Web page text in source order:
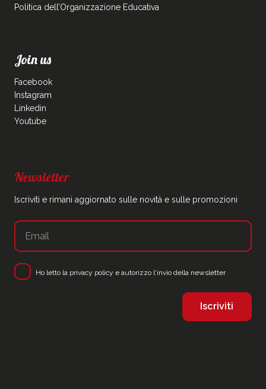
Politica dell’Organizzazione Educativa
Join us
Facebook
Instagram
Linkedin
Youtube
Newsletter
Iscriviti e rimani aggiornato sulle novità e sulle promozioni
Ho letto la privacy policy e autorizzo l'invio della newsletter